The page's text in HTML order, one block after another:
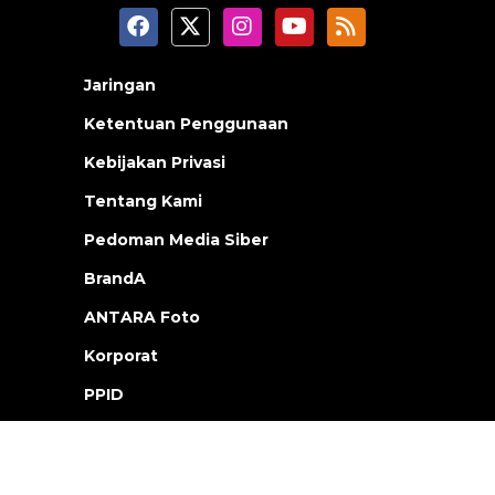
Jaringan
Ketentuan Penggunaan
Kebijakan Privasi
Tentang Kami
Pedoman Media Siber
BrandA
ANTARA Foto
Korporat
PPID